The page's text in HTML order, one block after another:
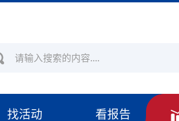
找活动 看报告